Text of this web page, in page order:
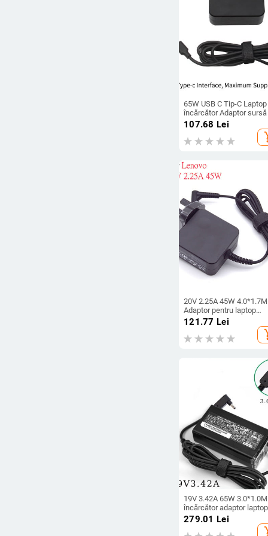
65W USB C Tip-C Laptop
încărcător Adaptor sursă
alimentare pentru
ASUS ZenBook Lenovo
Xiaomi
107.68 Lei
20V 2.25A 45W
Adaptor pentru laptop
încărcător pentru Lenovo
YOGA 310 510 520 710
MIIX5 7000 Air 12 13
Ideapad 320 100 110
121.77 Lei
19V 3.42A 65W
încărcător adaptor laptop
pentru Acer Aspire S7 391
V3-371 Switch12 PA-
279.01 Lei